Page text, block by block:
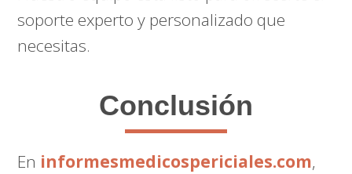
soporte experto y personalizado que
necesitas.
Conclusión
En informesmedicospericiales.com,